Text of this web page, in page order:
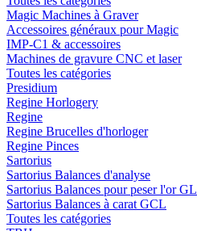
Magic Machines à Graver
Accessoires généraux pour Magic
IMP-C1 & accessoires
Machines de gravure CNC et laser
Toutes les catégories
Presidium
Regine Horlogery
Regine
Regine Brucelles d'horloger
Regine Pinces
Sartorius
Sartorius Balances d'analyse
Sartorius Balances pour peser l'or GL
Sartorius Balances à carat GCL
Toutes les catégories